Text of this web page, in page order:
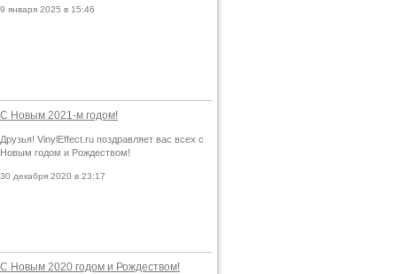
9 января 2025 в 15:46
С Новым 2021-м годом!
Друзья! VinylEffect.ru поздравляет вас всех с
Новым годом и Рождеством!
30 декабря 2020 в 23:17
С Новым 2020 годом и Рождеством!